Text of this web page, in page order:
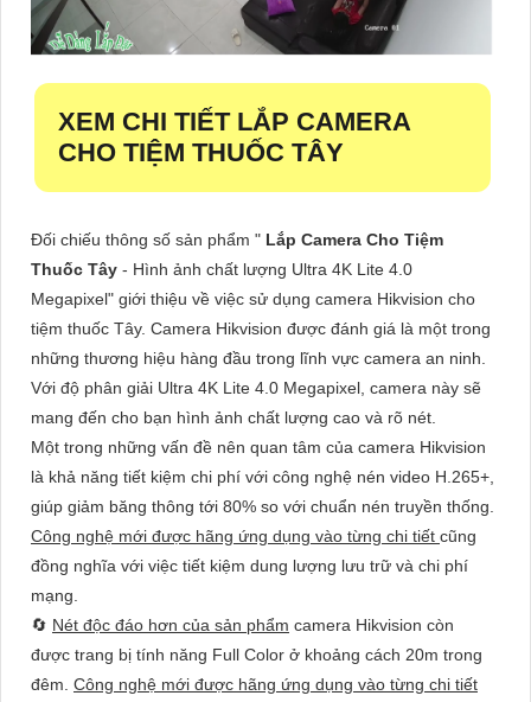
XEM CHI TIẾT LẮP CAMERA
CHO TIỆM THUỐC TÂY
Đối chiếu thông số sản phẩm " Lắp Camera Cho Tiệm
Thuốc Tây - Hình ảnh chất lượng Ultra 4K Lite 4.0
Megapixel" giới thiệu về việc sử dụng camera Hikvision cho
tiệm thuốc Tây. Camera Hikvision được đánh giá là một trong
những thương hiệu hàng đầu trong lĩnh vực camera an ninh.
Với độ phân giải Ultra 4K Lite 4.0 Megapixel, camera này sẽ
mang đến cho bạn hình ảnh chất lượng cao và rõ nét.
Một trong những vấn đề nên quan tâm của camera Hikvision
là khả năng tiết kiệm chi phí với công nghệ nén video H.265+,
giúp giảm băng thông tới 80% so với chuẩn nén truyền thống.
Công nghệ mới được hãng ứng dụng vào từng chi tiết cũng
đồng nghĩa với việc tiết kiệm dung lượng lưu trữ và chi phí
mạng.
🔄 Nét độc đáo hơn của sản phẩm camera Hikvision còn
được trang bị tính năng Full Color ở khoảng cách 20m trong
đêm. Công nghệ mới được hãng ứng dụng vào từng chi tiết